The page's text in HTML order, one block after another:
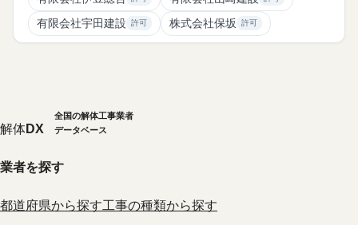
有限会社宇田建設 許可 株式会社保坂 許可
解体DX
全国の解体工事業者
データベース
業者を探す
都道府県から探す工事の種類から探す